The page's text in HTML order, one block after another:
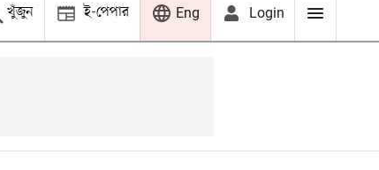
খুঁজুন ই-পেপার Eng Login